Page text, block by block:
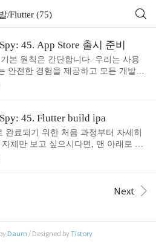
/Flutter (75)
45. App Store 출시 준비
본 원칙은 간단합니다. 우리는 사용
안전한 경험을 제공하고 모든 개발자
제공하고자 합니다. 우리는 전문가가
안, 개인 정보 보호에 영향을 미칠 수
웨어를 검사합니다. 이러한 노력으로
소비자에게 가장 안전한 플랫폼이
원활하게 진행되도록 하려면 검토 프
유발할 수 있는 아래 나열된 일반적
45. Flutter build ipa
완료되기 위한 처음 과정부터 자세히
체만 보고 싶으시다면, 맨 아래로 이
deployment/ios 🐇 App
및 TestFlight에 대한 릴리즈를 관리
Next
Daum / Designed byTistory